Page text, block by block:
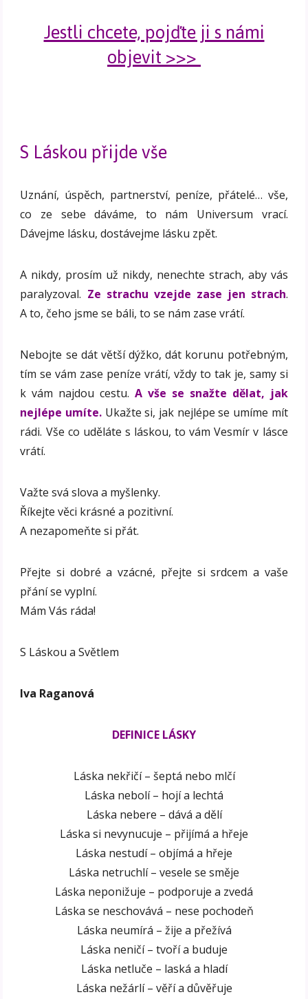
Jestli chcete, pojďte ji s námi
objevit >>>
S Láskou přijde vše
Uznání, úspěch, partnerství, peníze, přátelé… vše,
co ze sebe dáváme, to nám Universum vrací.
Dávejme lásku, dostávejme lásku zpět.
A nikdy, prosím už nikdy, nenechte strach, aby vás
paralyzoval. Ze strachu vzejde zase jen strach.
A to, čeho jsme se báli, to se nám zase vrátí.
Nebojte se dát větší dýžko, dát korunu potřebným,
tím se vám zase peníze vrátí, vždy to tak je, samy si
k vám najdou cestu.A vše se snažte dělat, jak
nejlépe umíte. Ukažte si, jak nejlépe se umíme mít
rádi. Vše co uděláte s láskou, to vám Vesmír v lásce
vrátí.
Važte svá slova a myšlenky.
Říkejte věci krásné a pozitivní.
A nezapomeňte si přát.
Přejte si dobré a vzácné, přejte si srdcem a vaše
přání se vyplní.
Mám Vás ráda!
S Láskou a Světlem
Iva Raganová
DEFINICE LÁSKY
Láska nekřičí – šeptá nebo mlčí
Láska nebolí – hojí a lechtá
Láska nebere – dává a dělí
Láska si nevynucuje – přijímá a hřeje
Láska nestudí – objímá a hřeje
Láska netruchlí – vesele se směje
Láska neponižuje – podporuje a zvedá
Láska se neschovává – nese pochodeň
Láska neumírá – žije a přežívá
Láska neničí – tvoří a buduje
Láska netluče – laská a hladí
Láska nežárlí – věří a důvěřuje